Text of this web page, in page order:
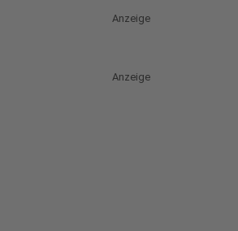
Anzeige
Anzeige